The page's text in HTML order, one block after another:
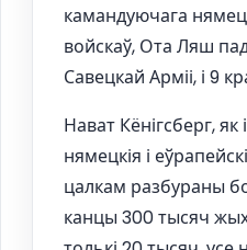
камандуючага
войскаў, Ота Ляш
Савецкай Арміі, і 9
Нават Кёнігсберг, як
нямецкія і
цалкам разбураны
канцы 300 тысяч